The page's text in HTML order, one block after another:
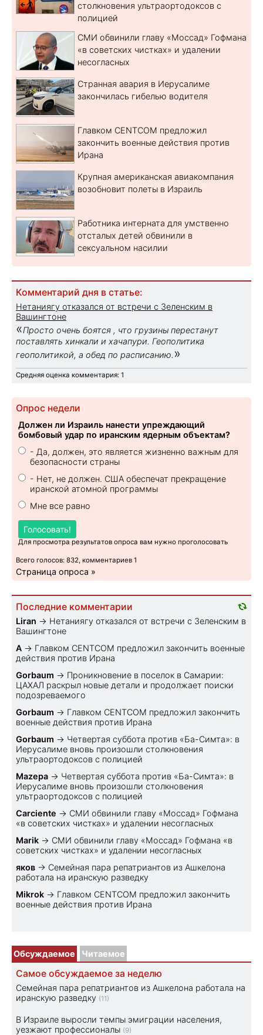
столкновения ультраортодоксов с
полицией
СМИ обвинили главу «Моссад» Гофмана
«в советских чистках» и удалении
несогласных
Странная авария в Иерусалиме
закончилась гибелью водителя
Главком CENTCOM предложил
закончить военные действия против
Ирана
Крупная американская авиакомпания
возобновит полеты в Израиль
Работника интерната для умственно
отсталых детей обвинили в
сексуальном насилии
Комментарий дня в статье:
Нетаниягу отказался от встречи с Зеленским в
Вашингтоне
«Просто очень боятся , что грузины перестанут
поставлять хинкали и хачапури. Геополитика
геополитикой, а обед по расписанию. »
Средняя оценка комментария: 1
Опрос недели
Должен ли Израиль нанести упреждающий
бомбовый удар по иранским ядерным объектам?
- Да, должен, это является жизненно важным для
безопасности страны
- Нет, не должен. США обеспечат прекращение
иранской атомной программы
Мне все равно
Голосовать!
Для просмотра результатов опроса вам нужно проголосовать
Всего голосов: 832, комментариев 1
Страница опроса »
Последние комментарии
Liran → Нетаниягу отказался от встречи с Зеленским в
Вашингтоне
A → Главком CENTCOM предложил закончить военные
действия против Ирана
Gorbaum → Проникновение в поселок в Самарии:
ЦАХАЛ раскрыл новые детали и продолжает поиски
подозреваемого
Gorbaum → Главком CENTCOM предложил закончить
военные действия против Ирана
Gorbaum → Четвертая суббота против «Ба-Симта»: в
Иерусалиме вновь произошли столкновения
ультраортодоксов с полицией
Mazepa → Четвертая суббота против «Ба-Симта»: в
Иерусалиме вновь произошли столкновения
ультраортодоксов с полицией
Carciente → СМИ обвинили главу «Моссад» Гофмана
«в советских чистках» и удалении несогласных
Marik → СМИ обвинили главу «Моссад» Гофмана «в
советских чистках» и удалении несогласных
яков → Семейная пара репатриантов из Ашкелона
работала на иранскую разведку
Mikrok → Главком CENTCOM предложил закончить
военные действия против Ирана
Обсуждаемое Читаемое
Самое обсуждаемое за неделю
Семейная пара репатриантов из Ашкелона работала на
иранскую разведку (11)
В Израиле выросли темпы эмиграции населения,
уезжают профессионалы (9)